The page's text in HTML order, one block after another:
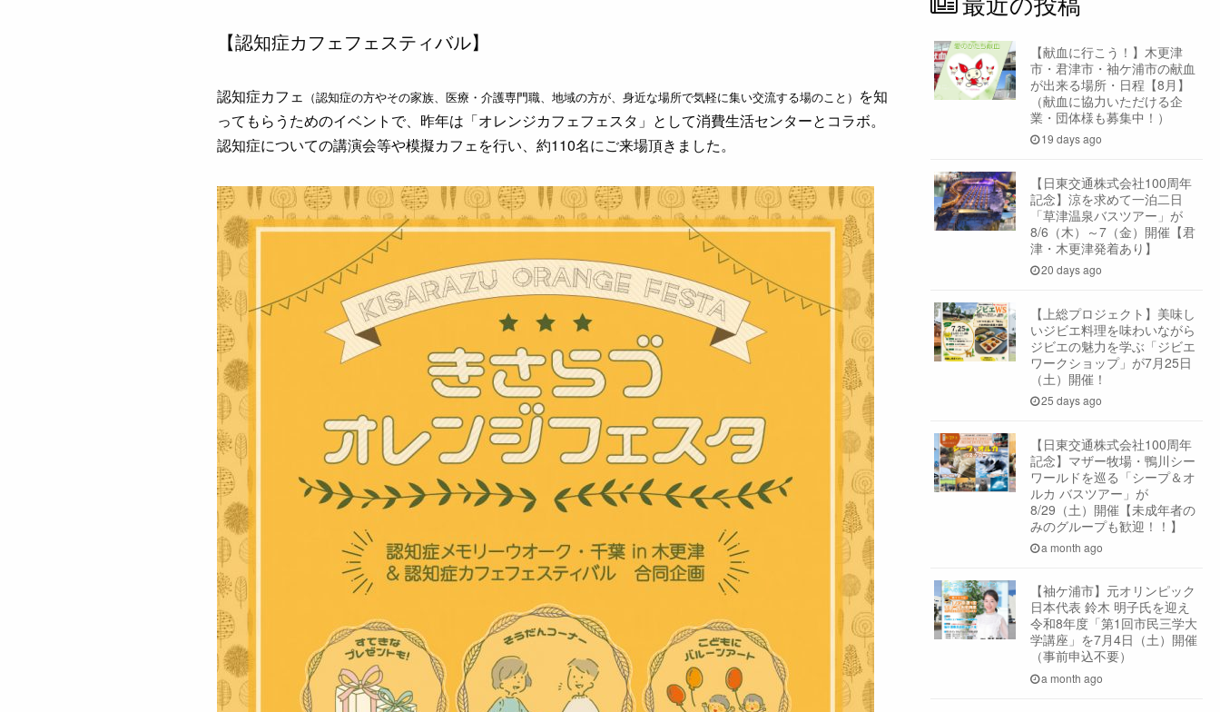
【認知症カフェフェスティバル】
認知症カフェ （認知症の方やその家族、医療・介護専門職、地域の方が、身近な場所で気軽に集い交流する場のこと） を知
ってもらうためのイベントで、昨年は「オレンジカフェフェスタ」として消費生活センターとコラボ。
認知症についての講演会等や模擬カフェを行い、約110名にご来場頂きました。
【献血に行こう！】木更津
市・君津市・袖ケ浦市の献血
が出来る場所・日程【8月】
（献血に協力いただける企
業・団体様も募集中！）
19 days ago
【日東交通株式会社100周年
記念】涼を求めて一泊二日
「草津温泉バスツアー」が
8/6（木）～7（金）開催【君
津・木更津発着あり】
20 days ago
【上総プロジェクト】美味し
いジビエ料理を味わいながら
ジビエの魅力を学ぶ「ジビエ
ワークショップ」が7月25日
（土）開催！
25 days ago
【日東交通株式会社100周年
記念】マザー牧場・鴨川シー
ワールドを巡る「シープ＆オ
ルカ バスツアー」が
8/29（土）開催【未成年者の
みのグループも歓迎！！】
a month ago
【袖ケ浦市】元オリンピック
日本代表 鈴木 明子氏を迎え
令和8年度「第1回市民三学大
学講座」を7月4日（土）開催
（事前申込不要）
a month ago